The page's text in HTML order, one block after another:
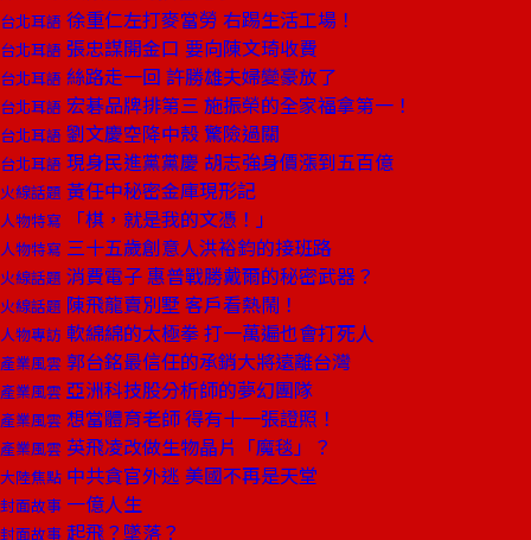
台北耳語 徐重仁左打麥當勞 右踢生活工場！
台北耳語 張忠謀開金口 要向陳文琦收費
台北耳語 絲路走一回 許勝雄夫婦變豪放了
台北耳語 宏碁品牌排第三 施振榮的全家福拿第一！
台北耳語 劉文慶空降中殼 驚險過關
台北耳語 現身民進黨黨慶 胡志強身價漲到五百億
火線話題 黃任中秘密金庫現形記
人物特寫 「棋，就是我的文憑！」
人物特寫 三十五歲創意人洪裕鈞的接班路
火線話題 消費電子 惠普戰勝戴爾的秘密武器？
火線話題 陳飛龍賣別墅 客戶看熱鬧！
人物專訪 軟綿綿的太極拳 打一萬遍也會打死人
產業風雲 郭台銘最信任的承銷大將遠離台灣
產業風雲 亞洲科技股分析師的夢幻團隊
產業風雲 想當體育老師 得有十一張證照！
產業風雲 英飛凌改做生物晶片「魔毯」？
大陸焦點 中共貪官外逃 美國不再是天堂
封面故事 一億人生
封面故事 起飛？墜落？